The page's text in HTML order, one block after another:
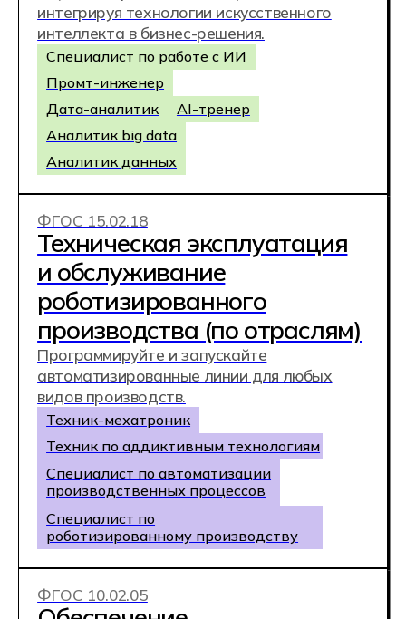
Ретушер / Колорист
Видеограф / Монтажёр
Аддитивные технологии
(3D-печать)
принтерами и выполнять финишную
обработку изделий. Это профессия на
стыке инженерии и передовых технологий
— от создания прототипов и запчастей до
разработки решений для медицины и
промышленности.
Оператор аддитивного оборудования
Специалист по постобработке
Сервисный техник аддитивного
оборудования
ФГОС 15.02.10
Мехатроника и
робототехника
Руководи современным производством из
офиса: проектируй, настраивай, запускай и
совершенствуй роботизированные линии.
Стань востребованным техническим
экспертом и зарабатывай в разы больше,
чем специалисты классического IT.
Техник-мехатроник
Программист ПЛК